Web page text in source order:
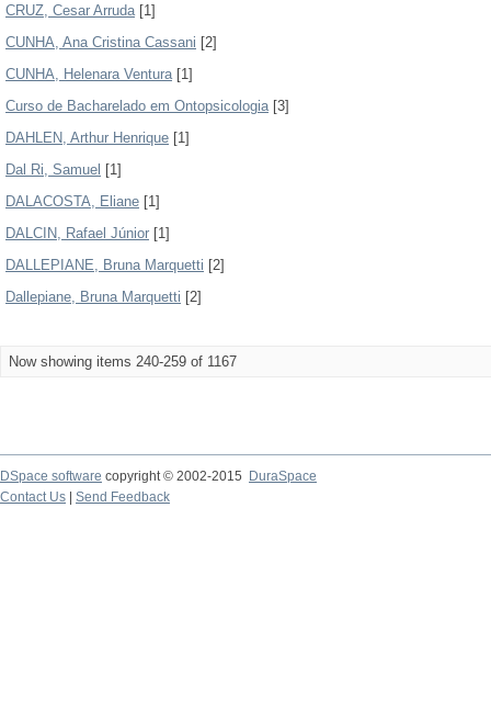
CRUZ, Cesar Arruda[1]
CUNHA, Ana Cristina Cassani [2]
CUNHA, Helenara Ventura[1]
Curso de Bacharelado em Ontopsicologia[3]
DAHLEN, Arthur Henrique [1]
Dal Ri, Samuel [1]
DALACOSTA, Eliane [1]
DALCIN, Rafael Júnior [1]
DALLEPIANE, Bruna Marquetti [2]
Dallepiane, Bruna Marquetti [2]
Now showing items 240-259 of 1167
DSpace software copyright © 2002-2015
DuraSpace
Contact Us
Send Feedback